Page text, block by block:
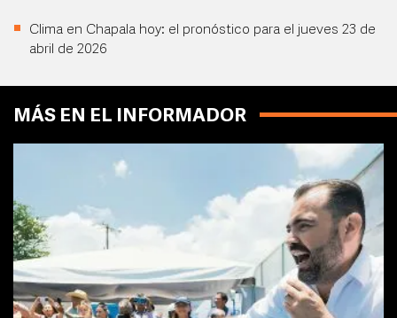
Clima en Chapala hoy: el pronóstico para el jueves 23 de
abril de 2026
MÁS EN EL INFORMADOR